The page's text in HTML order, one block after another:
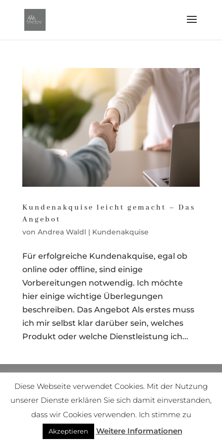
Kundenakquise leicht gemacht – Das
Angebot
von Andrea Waldl | Kundenakquise
Für erfolgreiche Kundenakquise, egal ob
online oder offline, sind einige
Vorbereitungen notwendig. Ich möchte
hier einige wichtige Überlegungen
beschreiben. Das Angebot Als erstes muss
ich mir selbst klar darüber sein, welches
Produkt oder welche Dienstleistung ich...
Diese Webseite verwendet Cookies. Mit der Nutzung
unserer Dienste erklären Sie sich damit einverstanden,
dass wir Cookies verwenden. Ich stimme zu
Akzeptieren Weitere Informationen